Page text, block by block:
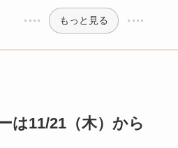
もっと見る
は11/21（木）から